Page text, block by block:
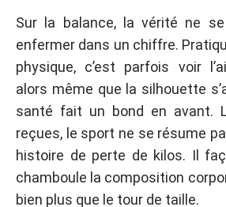
Sur la balance, la vérité ne
enfermer dans un chiffre.
physique, c’est parfois voir
alors même que la silhouette
santé fait un bond en avant.
reçues, le sport ne se résume
histoire de perte de kilos. Il
chamboule la composition
bien plus que le tour de taille.